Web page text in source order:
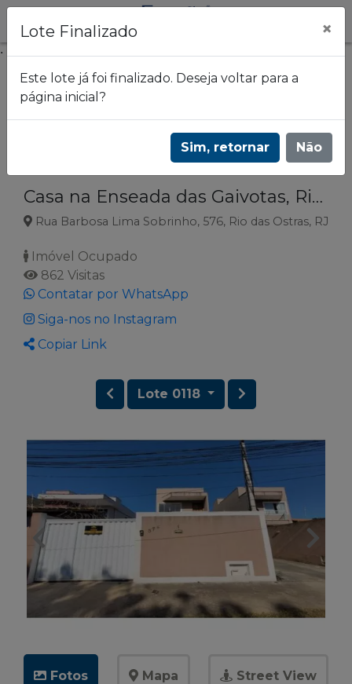
.
Frazão Leilões
Leilão de imóveis do Banco Itaú | 3655
Casa na Enseada das Gaivotas, Rio das Ostras RJ
Rua Barbosa Lima Sobrinho, 576, Rio das Ostras, RJ
Imóvel Ocupado
862 Visitas
Contatar por WhatsApp
Siga-nos no Instagram
Copiar Link
Lote 0118
Fotos Mapa Street View
Lote Finalizado ×
Este lote já foi finalizado. Deseja voltar para a
página inicial?
Sim, retornar Não